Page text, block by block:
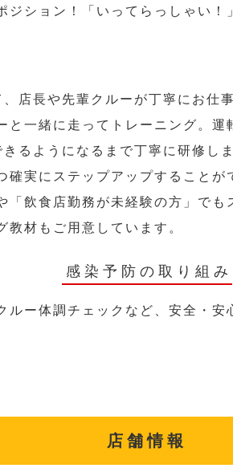
ション！「いってらっしゃい！
店長や先輩クルーが丁寧にお仕
と一緒に走ってトレーニング。
るようになるまで丁寧に研修し
実にステップアップすることが
「飲食店勤務が未経験の方」で
材もご用意しています。
感染予防の取り組み
ルー体調チェックなど、安全・
店舗情報